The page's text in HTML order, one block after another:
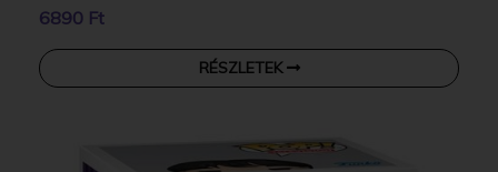
6890 Ft
RÉSZLETEK